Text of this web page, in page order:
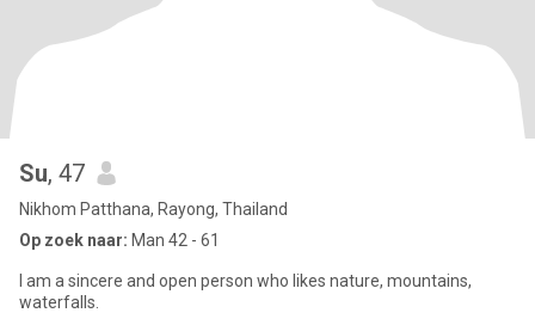
Su, 47
Nikhom Patthana, Rayong, Thailand
Op zoek naar: Man 42 - 61
I am a sincere and open person who likes nature, mountains,
waterfalls.